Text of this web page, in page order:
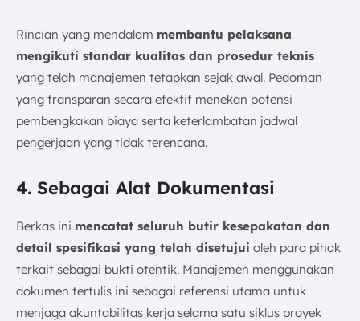
Rincian yang mendalam membantu pelaksana
mengikuti standar kualitas dan prosedur teknis
yang telah manajemen tetapkan sejak awal. Pedoman
yang transparan secara efektif menekan potensi
pembengkakan biaya serta keterlambatan jadwal
pengerjaan yang tidak terencana.
4. Sebagai Alat Dokumentasi
Berkas ini mencatat seluruh butir kesepakatan dan
detail spesifikasi yang telah disetujui oleh para pihak
terkait sebagai bukti otentik. Manajemen menggunakan
dokumen tertulis ini sebagai referensi utama untuk
menjaga akuntabilitas kerja selama satu siklus proyek